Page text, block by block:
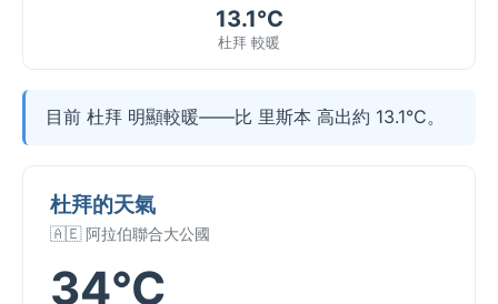
13.1°C
杜拜 較暖
目前 杜拜 明顯較暖——比 里斯本 高出約 13.1°C。
杜拜的天氣
🇦🇪 阿拉伯聯合大公國
34°C